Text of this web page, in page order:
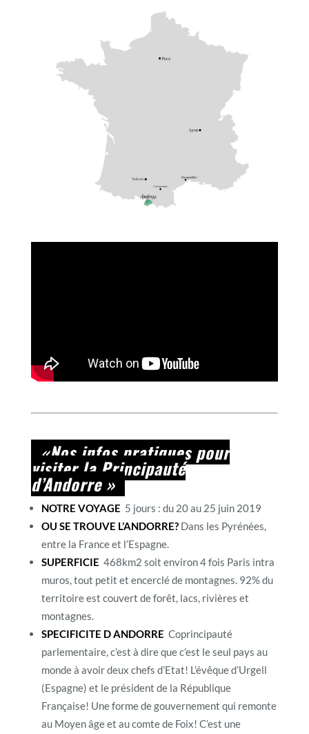
«Nos infos pratiques pour
visiter la Principauté
d’Andorre »
NOTRE VOYAGE 5 jours : du 20 au 25 juin 2019
OU SE TROUVE L’ANDORRE?Dans les Pyrénées,
entre la France et l’Espagne.
SUPERFICIE 468km2 soit environ 4 fois Paris intra
muros, tout petit et encerclé de montagnes. 92% du
territoire est couvert de forêt, lacs, rivières et
montagnes.
SPECIFICITE D ANDORRE Coprincipauté
parlementaire, c’est à dire que c’est le seul pays au
monde à avoir deux chefs d’Etat! L’évêque d’Urgell
(Espagne) et le président de la République
Française! Une forme de gouvernement qui remonte
au Moyen âge et au comte de Foix! C’est une